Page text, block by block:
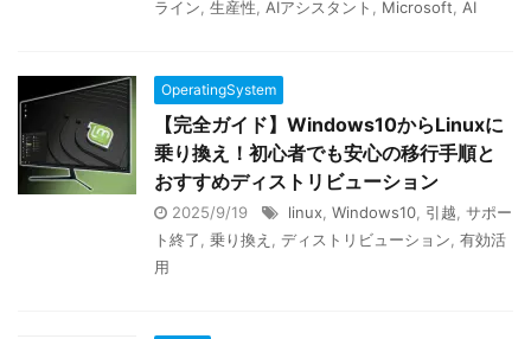
ライン 生産性 AIアシスタント Microsoft AI
OperatingSystem
【完全ガイド】Windows10からLinuxに
乗り換え！初心者でも安心の移行手順と
おすすめディストリビューション
2025/9/19 linux Windows10 引越 サポー
ト終了
乗り換え ディストリビューション 有効活
用